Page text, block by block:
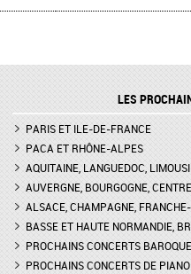
LES
PARIS ET ILE-DE-FRANCE
PACA ET RHÔNE-ALPES
AQUITAINE, LANGUEDOC,
AUVERGNE, BOURGOGNE, CENTRE
ALSACE, CHAMPAGNE,
BASSE ET HAUTE NORMANDIE,
PROCHAINS CONCERTS
PROCHAINS CONCERTS DE PIANO